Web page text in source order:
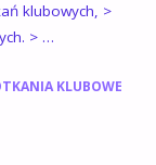
klubowych, >
> …
KLUBOWE